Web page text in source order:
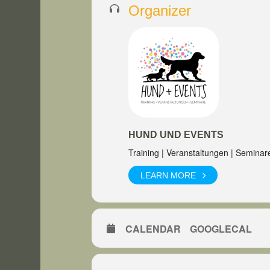
Organizer
HUND UND EVENTS
Training | Veranstaltungen |
LEARN MORE
CALENDAR GOOGLECAL